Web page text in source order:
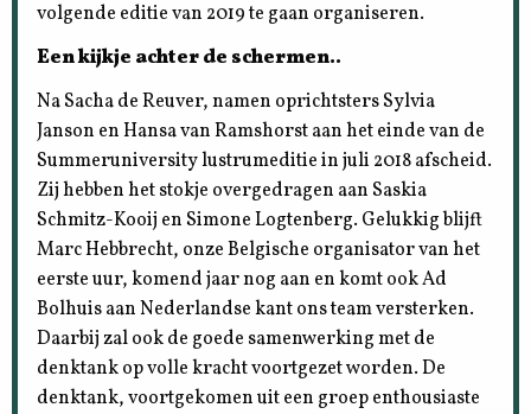
volgende editie van 2019 te gaan organiseren.
Een kijkje achter de schermen..
Na Sacha de Reuver, namen oprichtsters Sylvia
Janson en Hansa van Ramshorst aan het einde van de
Summeruniversity lustrumeditie in juli 2018 afscheid.
Zij hebben het stokje overgedragen aan Saskia
Schmitz-Kooij en Simone Logtenberg. Gelukkig blijft
Marc Hebbrecht, onze Belgische organisator van het
eerste uur, komend jaar nog aan en komt ook Ad
Bolhuis aan Nederlandse kant ons team versterken.
Daarbij zal ook de goede samenwerking met de
denktank op volle kracht voortgezet worden. De
denktank, voortgekomen uit een groep enthousiaste